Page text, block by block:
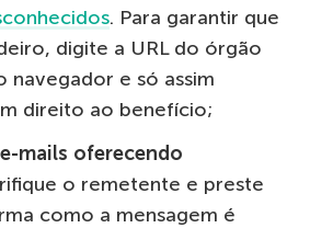
. Para garantir que
digite a URL do órgão
navegador e só assim
direito ao benefício;
mails oferecendo
o remetente e preste
como a mensagem é